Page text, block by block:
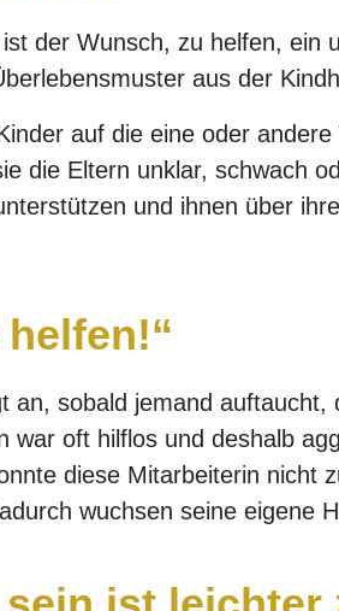
der Wunsch, zu helfen, ein
aus der
auf die eine oder
die Eltern unklar, schwach
und ihnen über
helfen!“
an, sobald jemand
war oft hilflos und deshalb
diese Mitarbeiterin nicht
wuchsen seine eigene